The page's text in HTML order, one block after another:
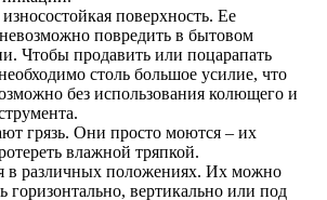
поверхность. Ее
повредить в бытовом
Чтобы продавить или поцарапать
столь большое усилие, что
без использования колющего и
грязь. Они просто моются – их
влажной тряпкой.
в различных положениях. Их можно
горизонтально, вертикально или под